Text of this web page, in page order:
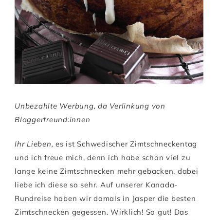
Unbezahlte Werbung, da Verlinkung von
Bloggerfreund:innen
Ihr Lieben, es ist Schwedischer Zimtschneckentag
und ich freue mich, denn ich habe schon viel zu
lange keine Zimtschnecken mehr gebacken, dabei
liebe ich diese so sehr. Auf unserer Kanada-
Rundreise haben wir damals in Jasper die besten
Zimtschnecken gegessen. Wirklich! So gut! Das